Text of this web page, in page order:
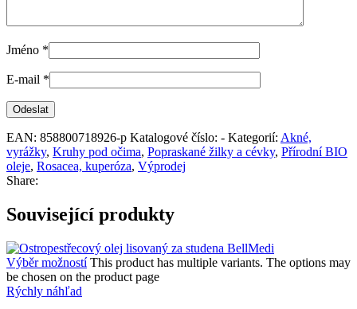
Jméno *
E-mail *
EAN: 858800718926-p Katalogové číslo: - Kategorií: Akné,
vyrážky, Kruhy pod očima, Popraskané žilky a cévky, Přírodní BIO
oleje, Rosacea, kuperóza, Výprodej
Share:
Související produkty
Výběr možností This product has multiple variants. The options may
be chosen on the product page
Rýchly náhľad